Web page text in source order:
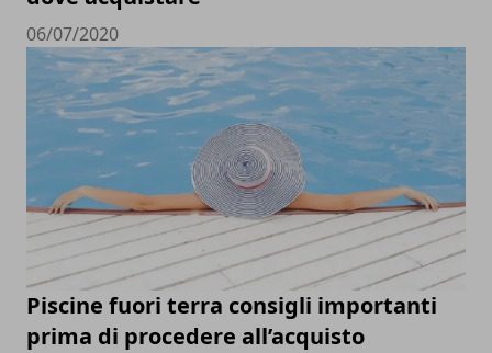
06/07/2020
Piscine fuori terra consigli importanti
prima di procedere all’acquisto